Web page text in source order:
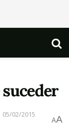
05/02/2015
AA